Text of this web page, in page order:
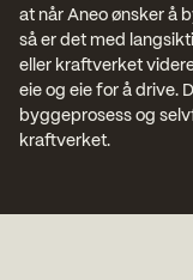
at når Aneo ønsker å
så er det med
eller kraftverket
eie og eie for å drive.
byggeprosess og
kraftverket.